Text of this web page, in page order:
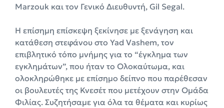
Marzouk και τον Γενικό Διευθυντή, Gil Segal.
Η επίσημη επίσκεψη ξεκίνησε με ξενάγηση και
κατάθεση στεφάνου στο Yad Vashem, τον
επιβλητικό τόπο μνήμης για το “έγκλημα των
εγκλημάτων”, που ήταν το Ολοκαύτωμα, και
ολοκληρώθηκε με επίσημο δείπνο που παρέθεσαν
οι βουλευτές της Κνεσέτ που μετέχουν στην Ομάδα
Φιλίας. Συζητήσαμε για όλα τα θέματα και κυρίως